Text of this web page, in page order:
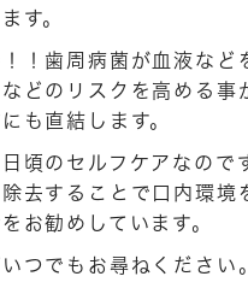
す。
！歯周病菌が血液な
どのリスクを高める事
も直結します。
頃のセルフケアなので
去することで口内環境
お勧めしています。
つでもお尋ねください